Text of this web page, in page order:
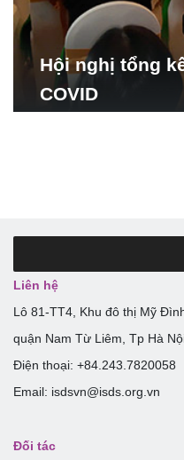
Hội nghị tổng
COVID
Liên hệ
Lô 81-TT4, Khu đô thị Mỹ
quận Nam Từ Liêm, Tp Hà
Điện thoại: +84.243.7820058
Email: isdsvn@isds.org.vn
Đối tác